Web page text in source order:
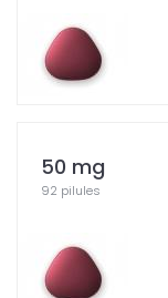
50 mg
92 pilules